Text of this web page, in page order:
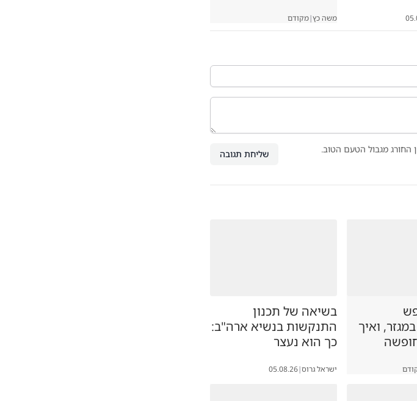
משה כץ|מקודם
החורג מגבול הטעם הטוב. שליחת תגובה
ואיך
בשיאה של תכנון
התנקשות בנשיא ארה"ב:
כך הוא נעצר
ישראל גרוס|
05.08.26